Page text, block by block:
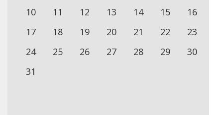
10
11 12 13 14 15
16
17
18 19 20 21 22
23
24
25 26 27 28 29
30
31